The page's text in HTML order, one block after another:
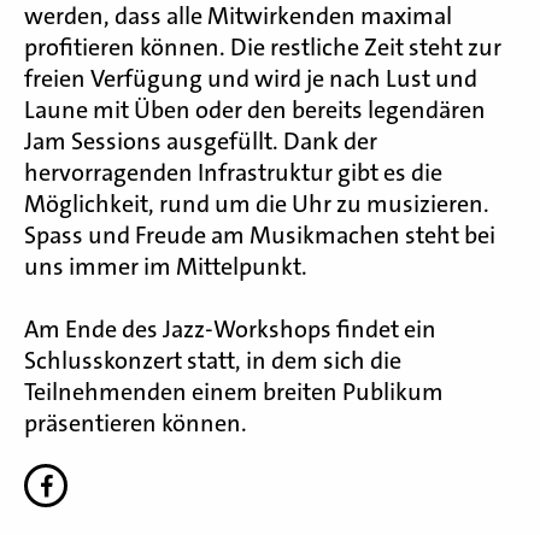
werden, dass alle Mitwirkenden maximal
profitieren können. Die restliche Zeit steht zur
freien Verfügung und wird je nach Lust und
Laune mit Üben oder den bereits legendären
Jam Sessions ausgefüllt. Dank der
hervorragenden Infrastruktur gibt es die
Möglichkeit, rund um die Uhr zu musizieren.
Spass und Freude am Musikmachen steht bei
uns immer im Mittelpunkt.
Am Ende des Jazz-Workshops findet ein
Schlusskonzert statt, in dem sich die
Teilnehmenden einem breiten Publikum
präsentieren können.